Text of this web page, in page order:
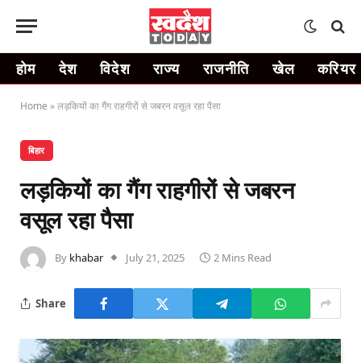
होम देश विदेश राज्य राजनीति खेल करियर
Home »लड़कियों का गैंग राहगीरों से जबरन वसूल रहा पैसा
बिहार
लड़कियों का गैंग राहगीरों से जबरन
वसूल रहा पैसा
By khabar July 21, 2025 2 Mins Read
Share